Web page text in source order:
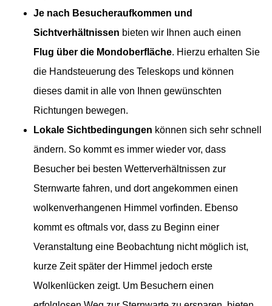
Je nach Besucheraufkommen und
Sichtverhältnissen bieten wir Ihnen auch einen
Flug über die Mondoberfläche. Hierzu erhalten Sie
die Handsteuerung des Teleskops und können
dieses damit in alle von Ihnen gewünschten
Richtungen bewegen.
Lokale Sichtbedingungen können sich sehr schnell
ändern. So kommt es immer wieder vor, dass
Besucher bei besten Wetterverhältnissen zur
Sternwarte fahren, und dort angekommen einen
wolkenverhangenen Himmel vorfinden. Ebenso
kommt es oftmals vor, dass zu Beginn einer
Veranstaltung eine Beobachtung nicht möglich ist,
kurze Zeit später der Himmel jedoch erste
Wolkenlücken zeigt. Um Besuchern einen